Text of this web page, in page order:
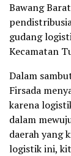
Bawang
gudang
Kecamatan
Dalam
Firsada
karena
dalam
daerah yang
logistik ini,